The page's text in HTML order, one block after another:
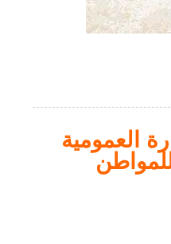
العمومية